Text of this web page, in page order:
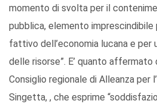
momento di svolta per il
pubblica, elemento imprescindibile
fattivo dell’economia lucana e
delle risorse”. E’ quanto affermato
Consiglio regionale di Alleanza per
Singetta, , che esprime